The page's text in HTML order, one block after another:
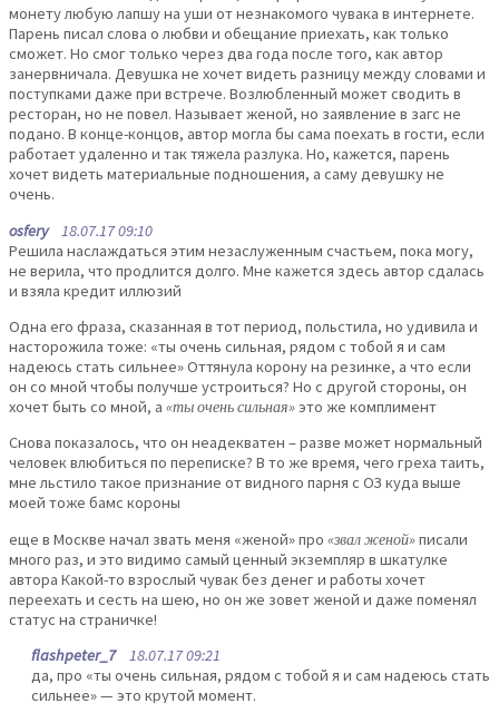
монету любую лапшу на уши от незнакомого чувака в интернете.
Парень писал слова о любви и обещание приехать, как только
сможет. Но смог только через два года после того, как автор
занервничала. Девушка не хочет видеть разницу между словами и
поступками даже при встрече. Возлюбленный может сводить в
ресторан, но не повел. Называет женой, но заявление в загс не
подано. В конце-концов, автор могла бы сама поехать в гости, если
работает удаленно и так тяжела разлука. Но, кажется, парень
хочет видеть материальные подношения, а саму девушку не
очень.
osfery18.07.17 09:10
Решила наслаждаться этим незаслуженным счастьем, пока могу,
не верила, что продлится долго. Мне кажется здесь автор сдалась
и взяла кредит иллюзий
Одна его фраза, сказанная в тот период, польстила, но удивила и
насторожила тоже: «ты очень сильная, рядом с тобой я и сам
надеюсь стать сильнее» Оттянула корону на резинке, а что если
он со мной чтобы получше устроиться? Но с другой стороны, он
хочет быть со мной, а «ты очень сильная»это же комплимент
Снова показалось, что он неадекватен – разве может нормальный
человек влюбиться по переписке? В то же время, чего греха таить,
мне льстило такое признание от видного парня с ОЗ куда выше
моей тоже бамс короны
еще в Москве начал звать меня «женой» про «звал женой»писали
много раз, и это видимо самый ценный экземпляр в шкатулке
автора Какой-то взрослый чувак без денег и работы хочет
переехать и сесть на шею, но он же зовет женой и даже поменял
статус на страничке!
flashpeter_718.07.17 09:21
да, про «ты очень сильная, рядом с тобой я и сам надеюсь стать
сильнее» — это крутой момент.